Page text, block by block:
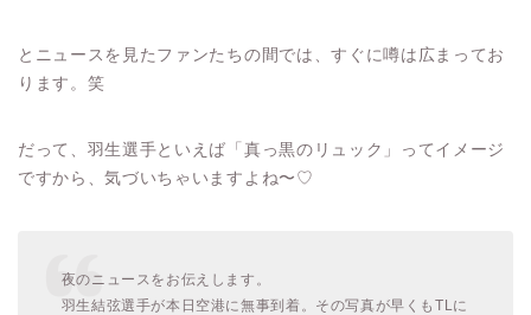
とニュースを見たファンたちの間では、すぐに噂は広まってお
ります。笑
だって、羽生選手といえば「真っ黒のリュック」ってイメージ
ですから、気づいちゃいますよね〜♡
夜のニュースをお伝えします。
羽生結弦選手が本日空港に無事到着。その写真が早くもTLに